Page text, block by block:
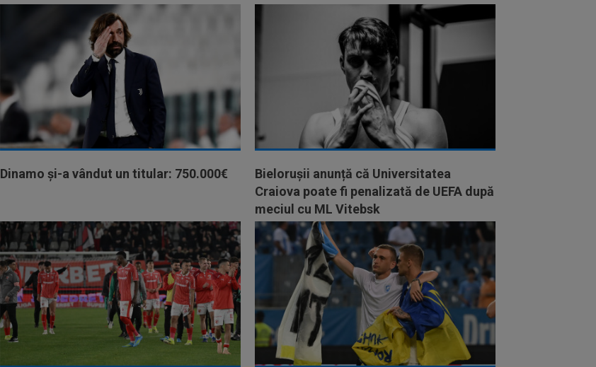
Dinamo și-a vândut un titular: 750.000€
Bielorușii anunță că Universitatea
Craiova poate fi penalizată de UEFA după
meciul cu ML Vitebsk